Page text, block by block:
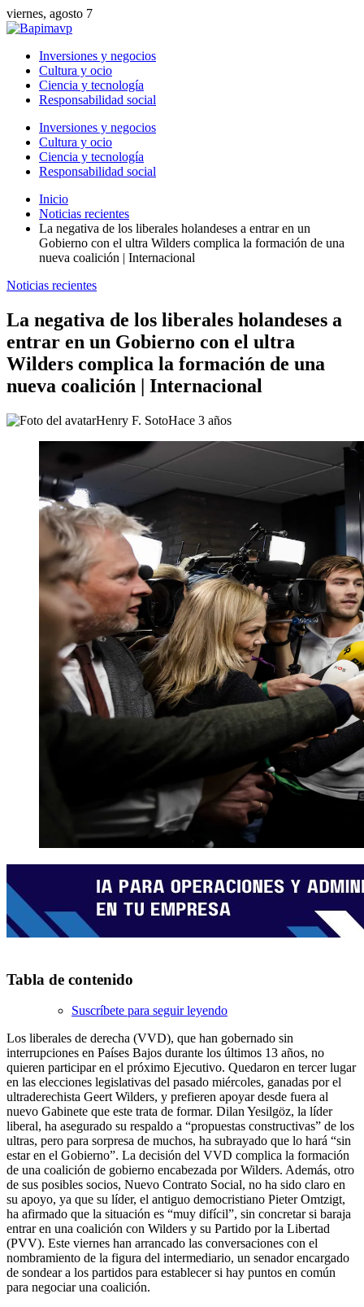
viernes, agosto 7
Inversiones y negocios
Cultura y ocio
Ciencia y tecnología
Responsabilidad social
Inversiones y negocios
Cultura y ocio
Ciencia y tecnología
Responsabilidad social
Inicio
Noticias recientes
La negativa de los liberales holandeses a entrar en un
Gobierno con el ultra Wilders complica la formación de una
nueva coalición | Internacional
Noticias recientes
La negativa de los liberales holandeses a
entrar en un Gobierno con el ultra
Wilders complica la formación de una
nueva coalición | Internacional
Henry F. SotoHace 3 años
Tabla de contenido
Suscríbete para seguir leyendo
Los liberales de derecha (VVD), que han gobernado sin
interrupciones en Países Bajos durante los últimos 13 años, no
quieren participar en el próximo Ejecutivo. Quedaron en tercer lugar
en las elecciones legislativas del pasado miércoles, ganadas por el
ultraderechista Geert Wilders, y prefieren apoyar desde fuera al
nuevo Gabinete que este trata de formar. Dilan Yesilgöz, la líder
liberal, ha asegurado su respaldo a “propuestas constructivas” de los
ultras, pero para sorpresa de muchos, ha subrayado que lo hará “sin
estar en el Gobierno”. La decisión del VVD complica la formación
de una coalición de gobierno encabezada por Wilders. Además, otro
de sus posibles socios, Nuevo Contrato Social, no ha sido claro en
su apoyo, ya que su líder, el antiguo democristiano Pieter Omtzigt,
ha afirmado que la situación es “muy difícil”, sin concretar si baraja
entrar en una coalición con Wilders y su Partido por la Libertad
(PVV). Este viernes han arrancado las conversaciones con el
nombramiento de la figura del intermediario, un senador encargado
de sondear a los partidos para establecer si hay puntos en común
para negociar una coalición.